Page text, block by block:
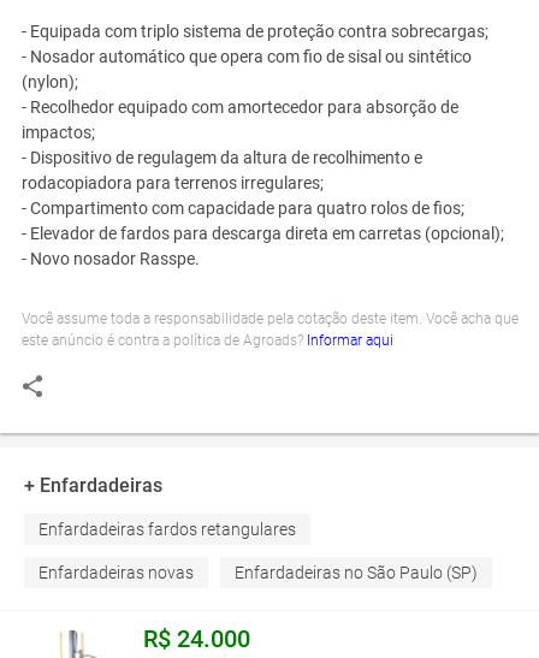
- Equipada com triplo sistema de proteção contra sobrecargas;
- Nosador automático que opera com fio de sisal ou sintético
(nylon);
- Recolhedor equipado com amortecedor para absorção de
impactos;
- Dispositivo de regulagem da altura de recolhimento e
rodacopiadora para terrenos irregulares;
- Compartimento com capacidade para quatro rolos de fios;
- Elevador de fardos para descarga direta em carretas (opcional);
- Novo nosador Rasspe.
Você assume toda a responsabilidade pela cotação deste item. Você acha que
este anúncio é contra a política de Agroads? Informar aqui
+ Enfardadeiras
Enfardadeiras fardos retangulares
Enfardadeiras novas Enfardadeiras no São Paulo (SP)
R$ 24.000